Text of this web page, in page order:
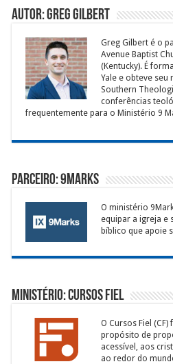
Autor: Greg Gilbert
Greg Gilbert é o
Avenue Baptist
(Kentucky). É
Yale e obteve
Southern
conferências
frequentemente para o Ministério 9
Parceiro: 9Marks
O ministério
equipar a igreja e
bíblico que apoie
Ministério: Cursos Fiel
O Cursos Fiel
propósito de
acessível, aos
ao redor do